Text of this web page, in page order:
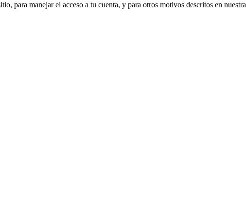
para manejar el acceso a tu cuenta, y para otros motivos descritos en nuestra